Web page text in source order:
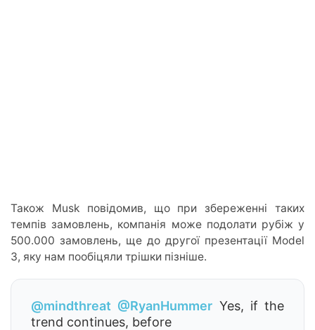
Також Musk повідомив, що при збереженні таких
темпів замовлень, компанія може подолати рубіж у
500.000 замовлень, ще до другої презентації Model
3, яку нам пообіцяли трішки пізніше.
@mindthreat @RyanHummer Yes, if the
trend continues, before